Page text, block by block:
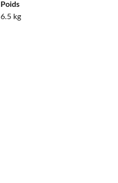
Poids
6.5 kg